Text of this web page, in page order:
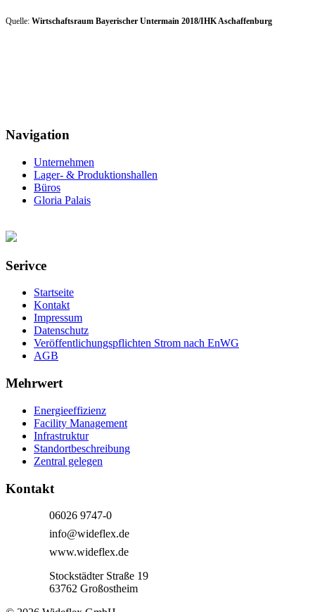
Quelle: Wirtschaftsraum Bayerischer Untermain 2018/IHK Aschaffenburg
Navigation
Unternehmen
Lager- & Produktionshallen
Büros
Gloria Palais
Serivce
Startseite
Kontakt
Impressum
Datenschutz
Veröffentlichungspflichten Strom nach EnWG
AGB
Mehrwert
Energieeffizienz
Facility Management
Infrastruktur
Standortbeschreibung
Zentral gelegen
Kontakt
06026 9747-0
info@wideflex.de
www.wideflex.de
Stockstädter Straße 19
63762 Großostheim